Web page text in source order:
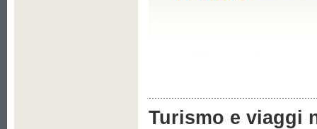
Turismo e viaggi